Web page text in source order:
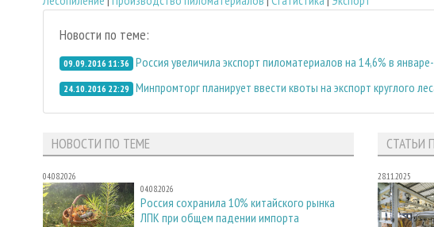
Новости по теме:
09.09.2016 11:36 Россия увеличила экспорт пиломатериалов на 14,6% в
24.10.2016 22:29 Минпромторг планирует ввести квоты на экспорт круглого
НОВОСТИ ПО ТЕМЕ
04.08.2026
04.08.2026
Россия сохранила 10% китайского рынка
ЛПК при общем падении импорта
СТАТЬИ
28.11.2025